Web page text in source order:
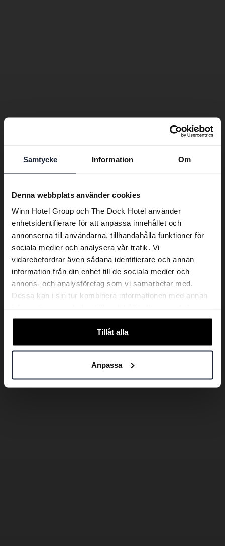
Samtycke Information Om
Denna webbplats använder cookies
Winn Hotel Group och The Dock Hotel använder
enhetsidentifierare för att anpassa innehållet och
annonserna till användarna, tillhandahålla funktioner för
sociala medier och analysera vår trafik. Vi
vidarebefordrar även sådana identifierare och annan
information från din enhet till de sociala medier och
annons- och analysföretag som vi samarbetar med.
Dessa kan i sin tur kombinera informationen med annan
samlat in när du har använt deras tjänster.
Tillåt alla
Anpassa